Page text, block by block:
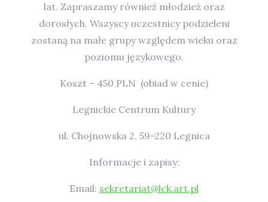
lat. Zapraszamy również młodzież oraz
dorosłych. Wszyscy uczestnicy podzieleni
zostaną na małe grupy względem wieku oraz
poziomu językowego.
Koszt – 450 PLN (obiad w cenie)
Legnickie Centrum Kultury
ul. Chojnowska 2, 59-220 Legnica
Informacje i zapisy:
Email: sekretariat@lck.art.pl